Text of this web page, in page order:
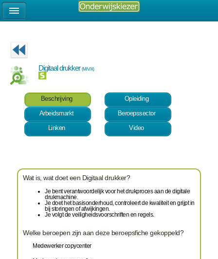
Digitaal drukker(M/V/X)
Beschrijving
Opleiding
Arbeidsmarkt
Beroepssector
Linken
Video
Wat is, wat doet een Digitaal drukker?
Je bent verantwoordelijk voor het drukproces aan de digitale
drukmachine.
Je doet het basisonderhoud, controleert de kwaliteit en grijpt in
bij storingen of afwijkingen.
Je volgt de veiligheidsvoorschriften en regels.
Welke beroepen zijn aan deze beroepsfiche gekoppeld?
Medewerker copycenter